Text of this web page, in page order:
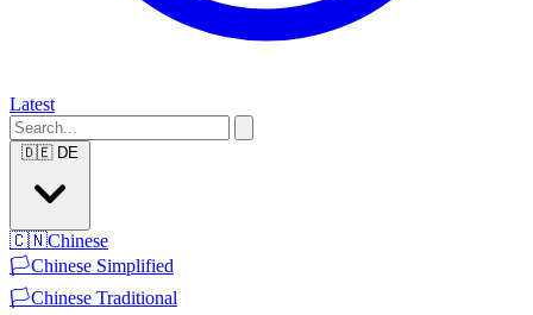
Latest
🇩🇪 DE
🇨🇳Chinese
🏳️Chinese Simplified
🏳️Chinese Traditional